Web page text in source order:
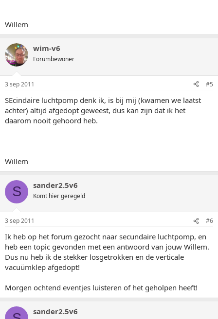
Willem
wim-v6
Forumbewoner
3 sep 2011 #5
SEcindaire luchtpomp denk ik, is bij mij (kwamen we laatst
achter) altijd afgedopt geweest, dus kan zijn dat ik het
daarom nooit gehoord heb.
Willem
S sander2.5v6
Komt hier geregeld
3 sep 2011 #6
Ik heb op het forum gezocht naar secundaire luchtpomp, en
heb een topic gevonden met een antwoord van jouw Willem.
Dus nu heb ik de stekker losgetrokken en de verticale
vacuümklep afgedopt!
Morgen ochtend eventjes luisteren of het geholpen heeft!
sander2.5v6